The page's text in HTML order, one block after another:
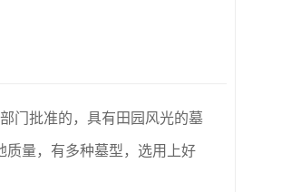
门批准的，具有田园风光的墓
质量，有多种墓型，选用上好